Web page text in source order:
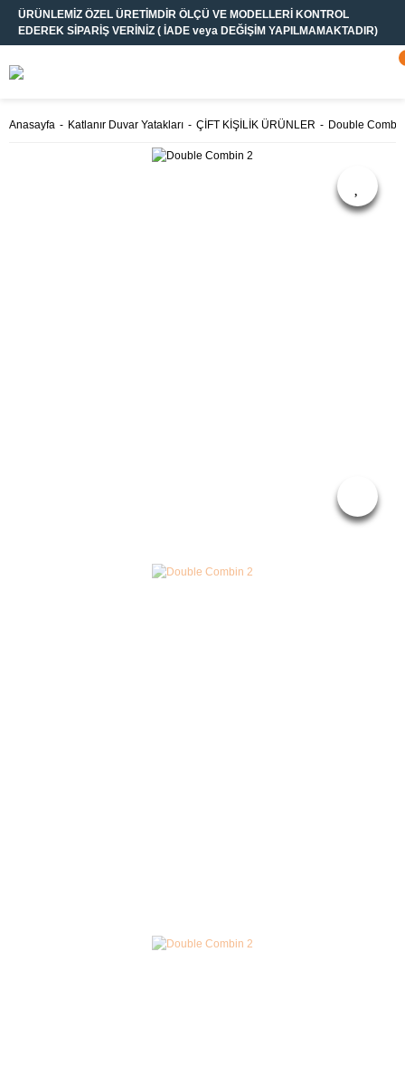
ÜRÜNLEMİZ ÖZEL ÜRETİMDİR ÖLÇÜ VE MODELLERİ KONTROL
EDEREK SİPARİŞ VERİNİZ ( İADE veya DEĞİŞİM YAPILMAMAKTADIR)
Anasayfa Katlanır Duvar Yatakları ÇİFT KİŞİLİK ÜRÜNLER Double